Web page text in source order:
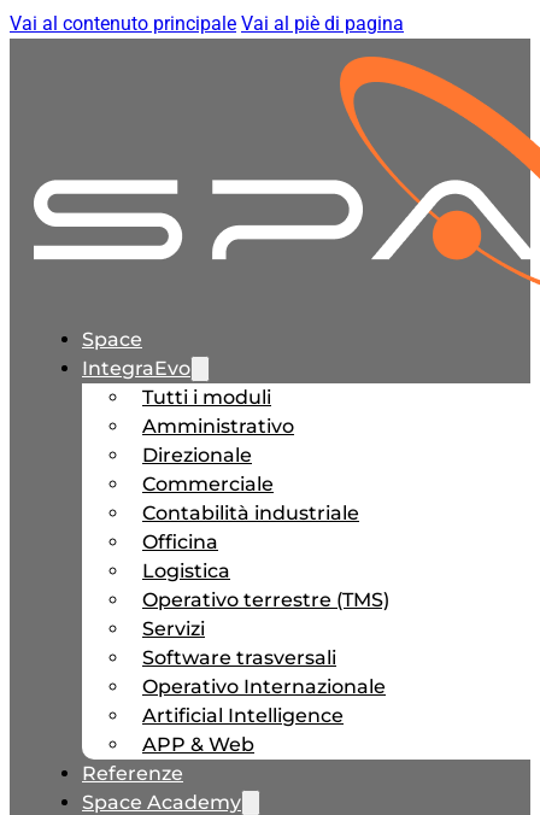
Vai al contenuto principale Vai al piè di pagina
Space
IntegraEvo
Tutti i moduli
Amministrativo
Direzionale
Commerciale
Contabilità industriale
Officina
Logistica
Operativo terrestre (TMS)
Servizi
Software trasversali
Operativo Internazionale
Artificial Intelligence
APP & Web
Referenze
Space Academy